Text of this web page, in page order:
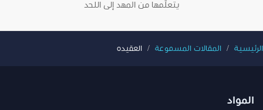
يتعلّمها من المهد إلى اللحد
الرئيسية المقالات المسموعة العقيده
المواد